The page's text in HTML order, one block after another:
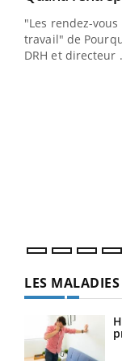
"Les rendez-
travail" de
DRH et directeur
LES MALADIES